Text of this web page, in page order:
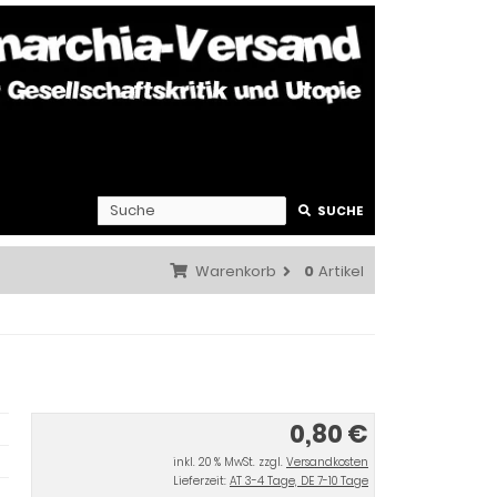
SUCHE
Warenkorb 0 Artikel
0,80 €
inkl. 20 % MwSt. zzgl. Versandkosten
Lieferzeit: AT 3-4 Tage, DE 7-10 Tage